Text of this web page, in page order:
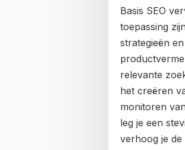
Basis SEO
toepassing
strategieën
relevante
het creëren
monitoren
leg je een
verhoog je